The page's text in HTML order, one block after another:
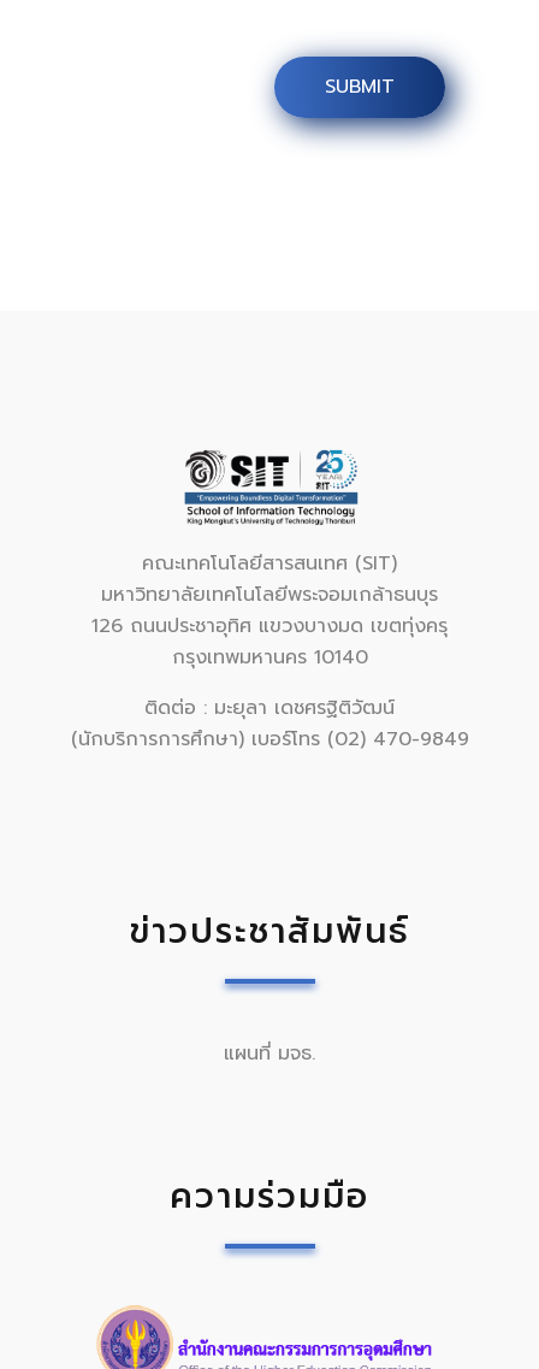
คณะเทคโนโลยีสารสนเทศ (SIT)
มหาวิทยาลัยเทคโนโลยีพระจอมเกล้าธนบุร
126 ถนนประชาอุทิศ แขวงบางมด เขตทุ่งครุ
กรุงเทพมหานคร 10140
ติดต่อ : มะยุลา เดชศรฐิติวัฒน์
(นักบริการการศึกษา) เบอร์โทร (02) 470-9849
ข่าวประชาสัมพันธ์
แผนที่ มจธ.
ความร่วมมือ